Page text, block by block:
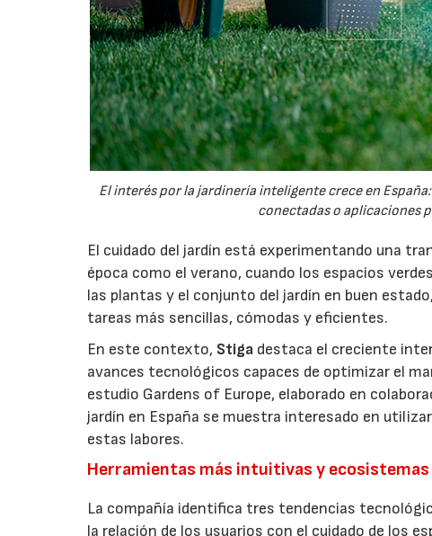
El interés por la jardinería inteligente crece en
conectadas o aplicaciones
El cuidado del jardín está experimentando una
época como el verano, cuando los espacios
las plantas y el conjunto del jardín en buen
tareas más sencillas, cómodas y eficientes.
En este contexto, Stiga destaca el creciente
avances tecnológicos capaces de optimizar el
estudio Gardens of Europe, elaborado en
jardín en España se muestra interesado en
estas labores.
Herramientas más intuitivas y
La compañía identifica tres tendencias
la relación de los usuarios con el cuidado de los